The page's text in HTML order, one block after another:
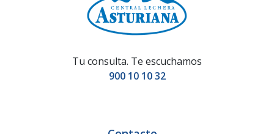
Tu consulta. Te escuchamos
900 10 10 32